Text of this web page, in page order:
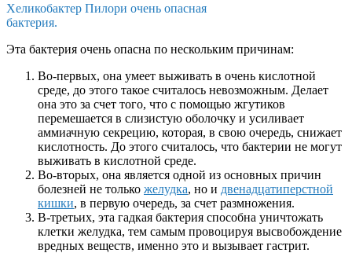
Хеликобактер Пилори очень опасная
бактерия.
Эта бактерия очень опасна по нескольким причинам:
Во-первых, она умеет выживать в очень кислотной
среде, до этого такое считалось невозможным. Делает
она это за счет того, что с помощью жгутиков
перемешается в слизистую оболочку и усиливает
аммиачную секрецию, которая, в свою очередь, снижает
кислотность. До этого считалось, что бактерии не могут
выживать в кислотной среде.
Во-вторых, она является одной из основных причин
болезней не только желудка, но и двенадцатиперстной
кишки, в первую очередь, за счет размножения.
В-третьих, эта гадкая бактерия способна уничтожать
клетки желудка, тем самым провоцируя высвобождение
вредных веществ, именно это и вызывает гастрит.